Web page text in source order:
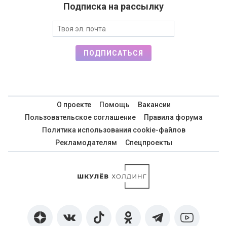
Подписка на рассылку
ПОДПИСАТЬСЯ
О проекте Помощь
Вакансии
Пользовательское соглашение
Правила форума
Политика использования cookie-файлов
Рекламодателям
Спецпроекты